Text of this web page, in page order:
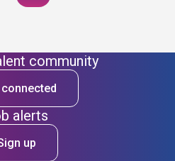
community
alerts
up